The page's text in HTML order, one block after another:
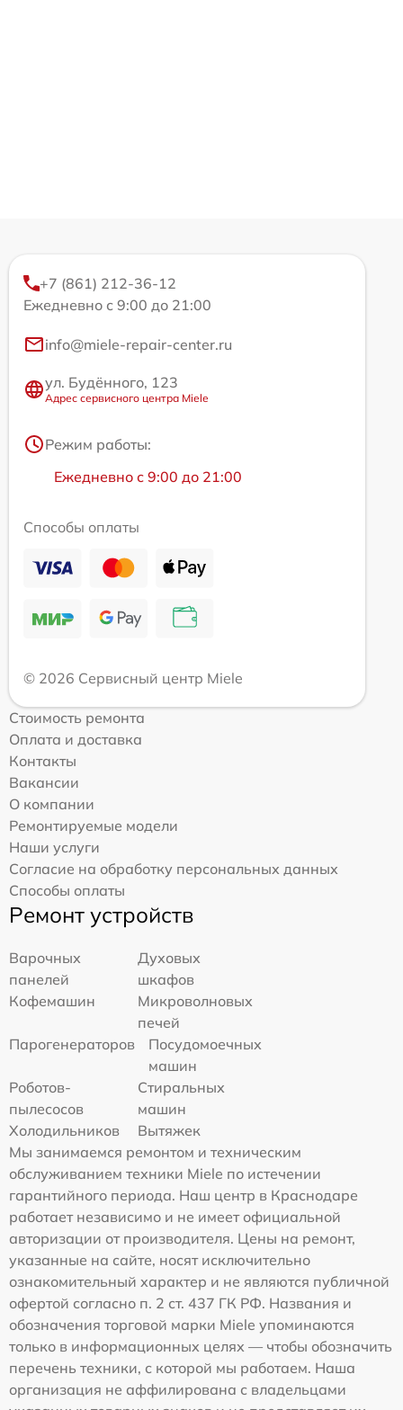
+7 (861) 212-36-12
Ежедневно с 9:00 до 21:00
info@miele-repair-center.ru
ул. Будённого, 123
Адрес сервисного центра Miele
Режим работы:
Ежедневно с 9:00 до 21:00
Способы оплаты
© 2026 Сервисный центр Miele
Стоимость ремонта
Оплата и доставка
Контакты
Вакансии
О компании
Ремонтируемые модели
Наши услуги
Согласие на обработку персональных данных
Способы оплаты
Ремонт устройств
Варочных
панелей
Духовых
шкафов
Кофемашин
Микроволновых
печей
Парогенераторов
Посудомоечных
машин
Роботов-
пылесосов
Стиральных
машин
Холодильников
Вытяжек
Мы занимаемся ремонтом и техническим
обслуживанием техники Miele по истечении
гарантийного периода. Наш центр в Краснодаре
работает независимо и не имеет официальной
авторизации от производителя. Цены на ремонт,
указанные на сайте, носят исключительно
ознакомительный характер и не являются публичной
офертой согласно п. 2 ст. 437 ГК РФ. Названия и
обозначения торговой марки Miele упоминаются
только в информационных целях — чтобы обозначить
перечень техники, с которой мы работаем. Наша
организация не аффилирована с владельцами